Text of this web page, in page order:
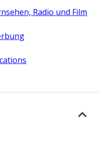
Radio und Film